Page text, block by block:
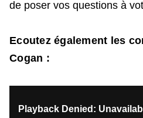
de poser vos questions à
Ecoutez également les
Cogan :
Playback Denied: